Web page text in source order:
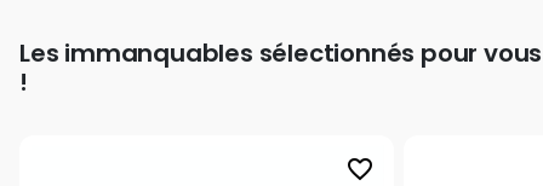
Les immanquables sélectionnés pour vous
!
favorite_border